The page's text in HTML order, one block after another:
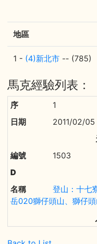
地區
1 - (4)新北市 -- (785)
馬克經驗列表：
1
2011/02/05
1503
登山：十七
岳020獅仔頭山、獅仔